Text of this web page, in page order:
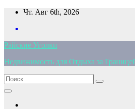
Перейти
содержимому
Чт. Авг 6th, 2026
Райские Уголки
Недвижимость для Отдыха за